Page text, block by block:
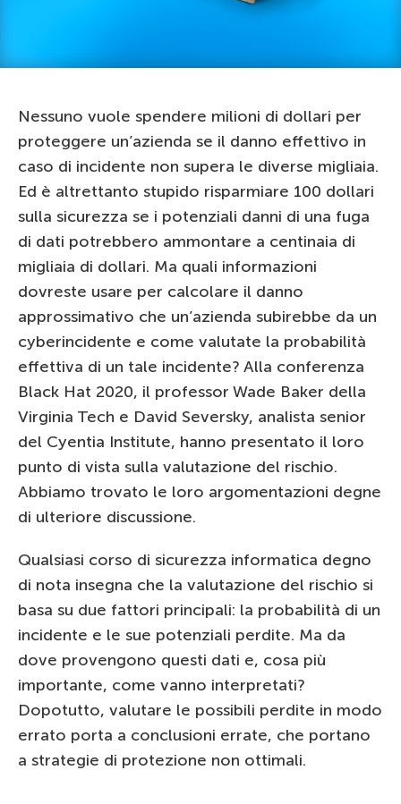
Nessuno vuole spendere milioni di dollari per
proteggere un’azienda se il danno effettivo in
caso di incidente non supera le diverse migliaia.
Ed è altrettanto stupido risparmiare 100 dollari
sulla sicurezza se i potenziali danni di una fuga
di dati potrebbero ammontare a centinaia di
migliaia di dollari. Ma quali informazioni
dovreste usare per calcolare il danno
approssimativo che un’azienda subirebbe da un
cyberincidente e come valutate la probabilità
effettiva di un tale incidente? Alla conferenza
Black Hat 2020, il professor Wade Baker della
Virginia Tech e David Seversky, analista senior
del Cyentia Institute, hanno presentato il loro
punto di vista sulla valutazione del rischio.
Abbiamo trovato le loro argomentazioni degne
di ulteriore discussione.
Qualsiasi corso di sicurezza informatica degno
di nota insegna che la valutazione del rischio si
basa su due fattori principali: la probabilità di un
incidente e le sue potenziali perdite. Ma da
dove provengono questi dati e, cosa più
importante, come vanno interpretati?
Dopotutto, valutare le possibili perdite in modo
errato porta a conclusioni errate, che portano
a strategie di protezione non ottimali.